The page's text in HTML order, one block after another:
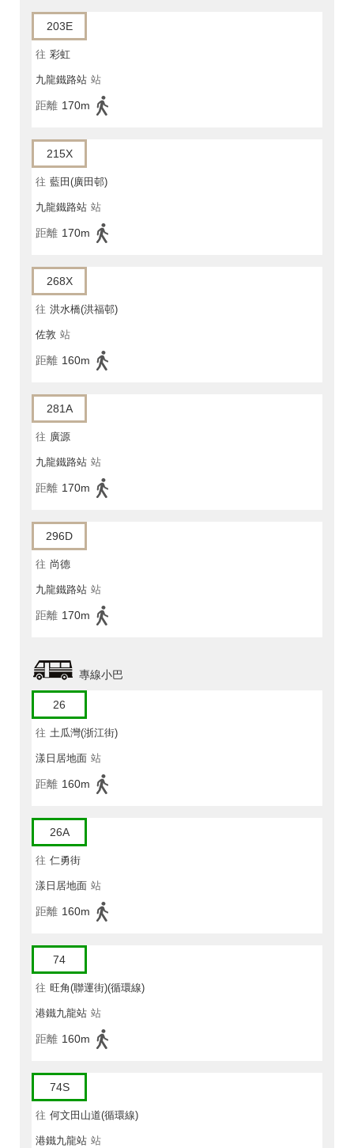
203E
往 彩虹
九龍鐵路站 站
距離 170m
215X
往 藍田(廣田邨)
九龍鐵路站 站
距離 170m
268X
往 洪水橋(洪福邨)
佐敦 站
距離 160m
281A
往 廣源
九龍鐵路站 站
距離 170m
296D
往 尚德
九龍鐵路站 站
距離 170m
專線小巴
26
往 土瓜灣(浙江街)
漾日居地面 站
距離 160m
26A
往 仁勇街
漾日居地面 站
距離 160m
74
往 旺角(聯運街)(循環線)
港鐵九龍站 站
距離 160m
74S
往 何文田山道(循環線)
港鐵九龍站 站